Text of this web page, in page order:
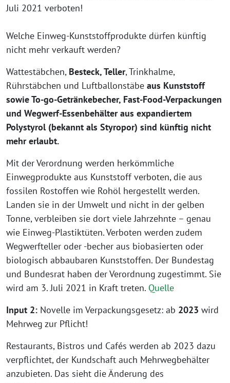
Juli 2021 verboten!
Welche Einweg-Kunststoffprodukte dürfen künftig
nicht mehr verkauft werden?
Wattestäbchen, Besteck, Teller, Trinkhalme,
Rührstäbchen und Luftballonstäbe aus Kunststoff
sowie To-go-Getränkebecher, Fast-Food-Verpackungen
und Wegwerf-Essenbehälter aus expandiertem
Polystyrol (bekannt als Styropor) sind künftig nicht
mehr erlaubt.
Mit der Verordnung werden herkömmliche
Einwegprodukte aus Kunststoff verboten, die aus
fossilen Rostoffen wie Rohöl hergestellt werden.
Landen sie in der Umwelt und nicht in der gelben
Tonne, verbleiben sie dort viele Jahrzehnte – genau
wie Einweg-Plastiktüten. Verboten werden zudem
Wegwerfteller oder -becher aus biobasierten oder
biologisch abbaubaren Kunststoffen. Der Bundestag
und Bundesrat haben der Verordnung zugestimmt. Sie
wird am 3. Juli 2021 in Kraft treten. Quelle
Input 2: Novelle im Verpackungsgesetz: ab 2023 wird
Mehrweg zur Pflicht!
Restaurants, Bistros und Cafés werden ab 2023 dazu
verpflichtet, der Kundschaft auch Mehrwegbehälter
anzubieten. Das sieht die Änderung des